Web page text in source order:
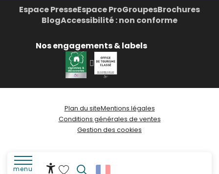
menu
Espace PresseEspace ProGroupesBrochures
BlogAccessibilité : non conforme
Nos engagements & labels
Plan du siteMentions légales
Conditions générales de ventes
Gestion des cookies